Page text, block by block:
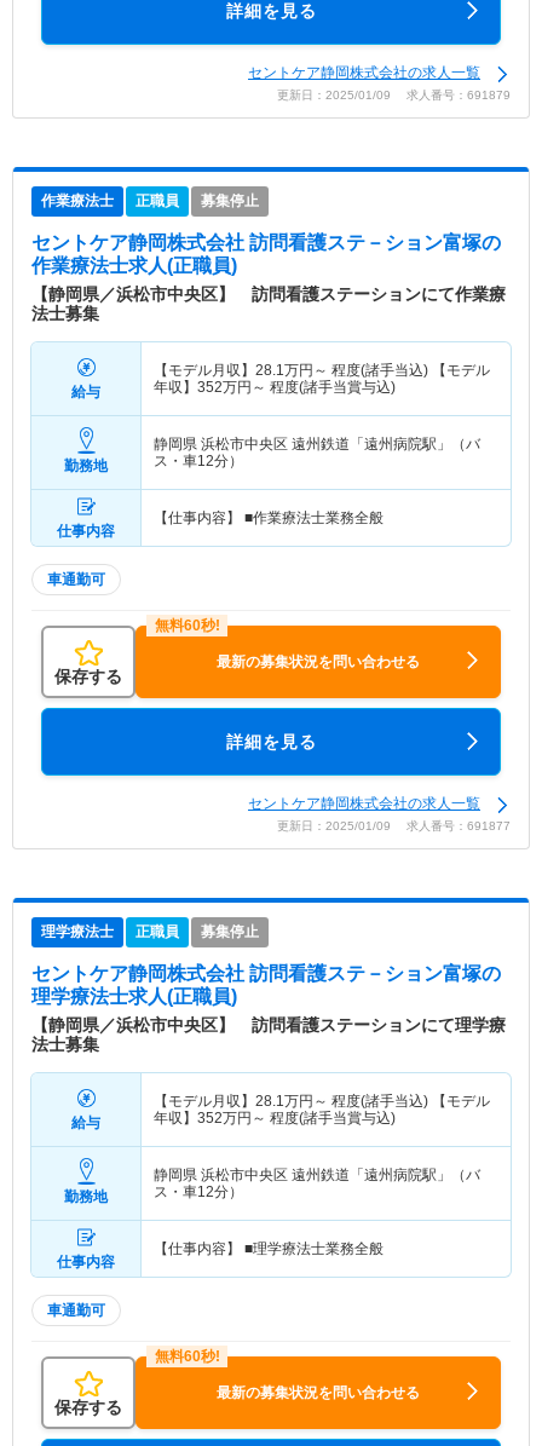
詳細を見る
セントケア静岡株式会社の求人一覧
更新日：2025/01/09 求人番号：691879
作業療法士 正職員 募集停止
セントケア静岡株式会社 訪問看護ステ－ション富塚の
作業療法士求人(正職員)
【静岡県／浜松市中央区】 訪問看護ステーションにて作業療
法士募集
給与
【モデル月収】 28.1万円～ 程度(諸手当込) 【モデル
年収】 352万円～ 程度(諸手当賞与込)
勤務地
静岡県 浜松市中央区 遠州鉄道「遠州病院駅」（バ
ス・車12分）
仕事内容
【仕事内容】 ■作業療法士業務全般
車通勤可
保存する
最新の募集状況を問い合わせる
詳細を見る
セントケア静岡株式会社の求人一覧
更新日：2025/01/09 求人番号：691877
理学療法士 正職員 募集停止
セントケア静岡株式会社 訪問看護ステ－ション富塚の
理学療法士求人(正職員)
【静岡県／浜松市中央区】 訪問看護ステーションにて理学療
法士募集
給与
【モデル月収】 28.1万円～ 程度(諸手当込) 【モデル
年収】 352万円～ 程度(諸手当賞与込)
勤務地
静岡県 浜松市中央区 遠州鉄道「遠州病院駅」（バ
ス・車12分）
仕事内容
【仕事内容】 ■理学療法士業務全般
車通勤可
保存する
最新の募集状況を問い合わせる